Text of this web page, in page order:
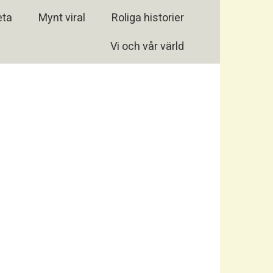
Mynt viral Roliga historier
Vi och vår värld